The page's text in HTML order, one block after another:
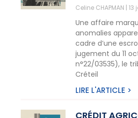
Celine CHAPMAN 13
Une affaire
anomalies
cadre d’une
jugement du 11
n°22/03535), le
Créteil
LIRE L'ARTICLE >
CRÉDIT